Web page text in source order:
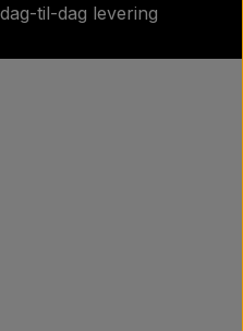
til-dag levering